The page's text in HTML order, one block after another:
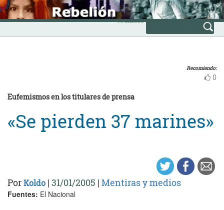
Skip
to
content
INICIO
Avanzada
Recomiendo:
0
Eufemismos en los titulares de prensa
«Se pierden 37 marines»
PorKoldo | 31/01/2005 | Mentiras y medios
Fuentes: El Nacional